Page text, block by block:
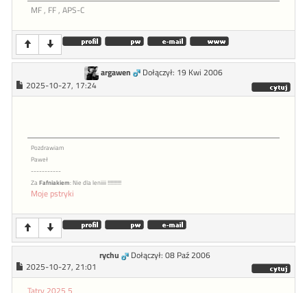
MF , FF , APS-C
argawen
Dołączył: 19 Kwi 2006
2025-10-27, 17:24
Pozdrawiam
Paweł
-----------
Za Fafniakiem: Nie dla leniiii !!!!!!!!!!
Moje pstryki
rychu
Dołączył: 08 Paź 2006
2025-10-27, 21:01